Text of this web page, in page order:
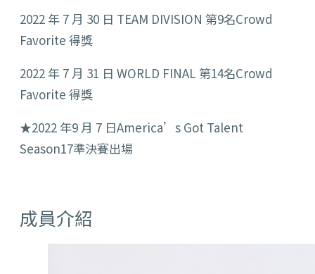
2022 年 7 月 30 日 TEAM DIVISION 第9名Crowd
Favorite 得獎
2022 年 7 月 31 日 WORLD FINAL 第14名Crowd
Favorite 得獎
★2022 年9 月 7 日America’s Got Talent
Season17準決賽出場
成員介紹